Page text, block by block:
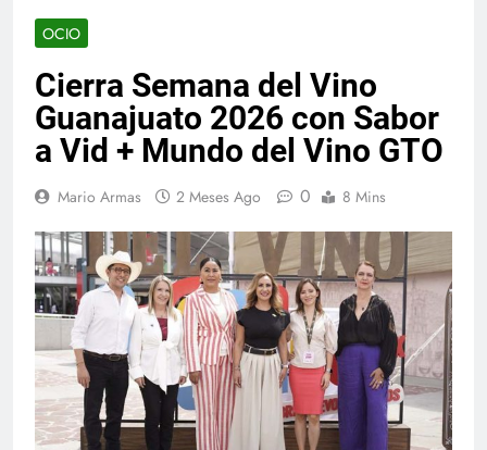
OCIO
Cierra Semana del Vino
Guanajuato 2026 con Sabor
a Vid + Mundo del Vino GTO
Mario Armas 2 Meses Ago 0 8 Mins